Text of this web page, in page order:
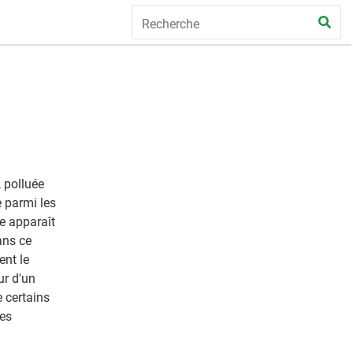
polluée
parmi les
apparaît
ce
le
d'un
certains